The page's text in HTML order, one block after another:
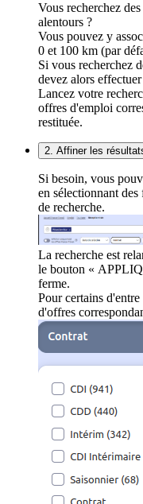
Vous recherchez
alentours ?
Vous pouvez y
0 et 100 km (par
Si vous recherchez
devez alors
Lancez votre
offres d'emploi
restituée.
2. Affiner les
Si besoin, vous
en sélectionnant des
de recherche.
La recherche est
le bouton «
ferme.
Pour certains
d'offres